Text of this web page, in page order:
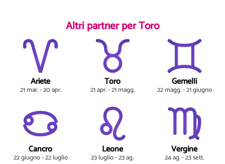
Altri partner per Toro
Ariete
21 mar. - 20 apr.
Toro
21 apr. - 21 magg.
Gemelli
22 magg. - 21 giugno
Cancro
22 giugno - 22 luglio
Leone
23 luglio - 23 ag.
Vergine
24 ag. - 23 sett.